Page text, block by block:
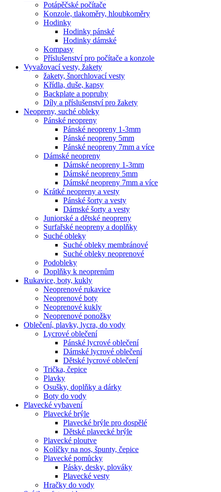
Potápěčské počítače
Konzole, tlakoměry, hloubkoměry
Hodinky
Hodinky pánské
Hodinky dámské
Kompasy
Příslušenství pro počítače a konzole
Vyvažovací vesty, žakety
žakety, šnorchlovací vesty
Křídla, duše, kapsy
Backplate a popruhy
Díly a příslušenství pro žakety
Neopreny, suché obleky
Pánské neopreny
Pánské neopreny 1-3mm
Pánské neopreny 5mm
Pánské neopreny 7mm a více
Dámské neopreny
Dámské neopreny 1-3mm
Dámské neopreny 5mm
Dámské neopreny 7mm a více
Krátké neopreny a vesty
Pánské šorty a vesty
Dámské šorty a vesty
Juniorské a dětské neopreny
Surfařské neopreny a doplňky
Suché obleky
Suché obleky membránové
Suché obleky neoprenové
Podobleky
Doplňky k neoprenům
Rukavice, boty, kukly
Neoprenové rukavice
Neoprenové boty
Neoprenové kukly
Neoprenové ponožky
Oblečení, plavky, lycra, do vody
Lycrové oblečení
Pánské lycrové oblečení
Dámské lycrové oblečení
Dětské lycrové oblečení
Trička, čepice
Plavky
Osušky, doplňky a dárky
Boty do vody
Plavecké vybavení
Plavecké brýle
Plavecké brýle pro dospělé
Dětské plavecké brýle
Plavecké ploutve
Kolíčky na nos, špunty, čepice
Plavecké pomůcky
Pásky, desky, plováky
Plavecké vesty
Hračky do vody